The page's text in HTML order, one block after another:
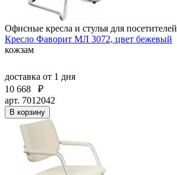
Офисные кресла и стулья для посетителей
Кресло Фаворит МЛ 3072, цвет бежевый
кожзам
доставка от 1 дня
10 668
₽
арт. 7012042
В корзину